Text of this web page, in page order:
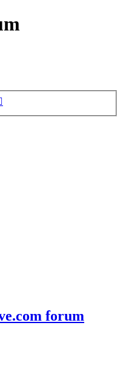
forum